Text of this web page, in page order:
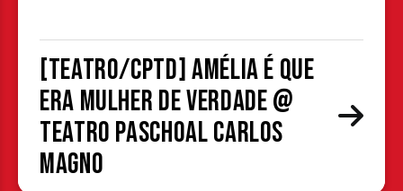
[TEATRO/CPTD] Amélia é que
era mulher de verdade @
Teatro Paschoal Carlos
Magno